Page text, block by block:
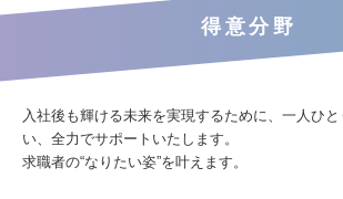
得意分野
入社後も輝ける未来を実現するために、一人ひ
い、全力でサポートいたします。
求職者の“なりたい姿”を叶えます。